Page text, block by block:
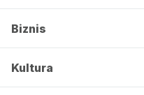
Biznis
Kultura